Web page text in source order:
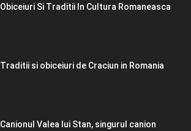
Obiceiuri Si Traditii In Cultura Romaneasca
Traditii si obiceiuri de Craciun in Romania
Canionul Valea lui Stan, singurul canion